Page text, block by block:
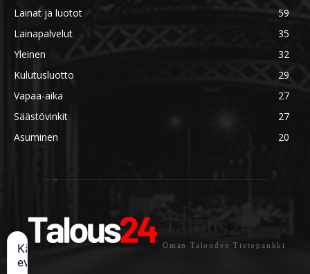
Lainat ja luotot
59
Lainapalvelut
35
Yleinen
32
Kulutusluotto
29
Vapaa-aika
27
Säästövinkit
27
Asuminen
20
Oman Talouden Tietopankki
Käytämme
evästeitä